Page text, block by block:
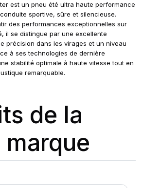
est un pneu été ultra haute performance
sportive, sûre et silencieuse.
des performances exceptionnelles sur
il se distingue par une excellente
précision dans les virages et un niveau
à ses technologies de dernière
stabilité optimale à haute vitesse tout en
remarquable.
de la
marque